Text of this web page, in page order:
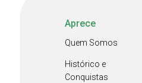
Aprece
Quem Somos
Histórico e
Conquistas